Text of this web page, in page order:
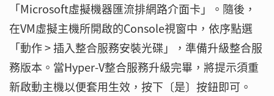
「Microsoft虛擬機器匯流排網路介面卡」。隨後，
在VM虛擬主機所開啟的Console視窗中，依序點選
「動作 > 插入整合服務安裝光碟」，準備升級整合服
務版本。當Hyper-V整合服務升級完畢，將提示須重
新啟動主機以便套用生效，按下〔是〕按鈕即可。